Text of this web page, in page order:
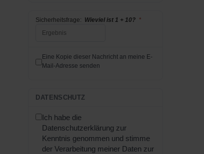
Sicherheitsfrage: Wieviel ist 1 + 10? *
Eine Kopie dieser Nachricht an meine E-
Mail-Adresse senden
DATENSCHUTZ
Ich habe die
Datenschutzerklärung zur
Kenntnis genommen und stimme
der Verarbeitung meiner Daten zur